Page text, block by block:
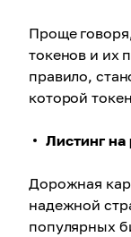
Проще
токенов и их
правило,
которой
Листинг на
Дорожная
надежной
популярных